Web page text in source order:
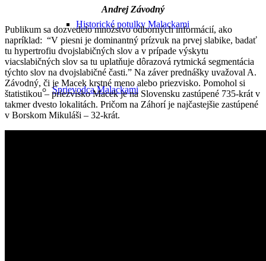
Historické potulky Malackami
Sprievodca Malackami
Andrej Závodný
Publikum sa dozvedelo množstvo odborných informácií, ako
napríklad: “V piesni je dominantný prízvuk na prvej slabike, badať
tu hypertrofiu dvojslabičných slov a v prípade výskytu
viacslabičných slov sa tu uplatňuje dôrazová rytmická segmentácia
týchto slov na dvojslabičné časti.” Na záver prednášky uvažoval A.
Závodný, či je Macek krstné meno alebo priezvisko. Pomohol si
štatistikou – priezvisko Macek je na Slovensku zastúpené 735-krát v
takmer dvesto lokalitách. Pričom na Záhorí je najčastejšie zastúpené
v Borskom Mikuláši – 32-krát.